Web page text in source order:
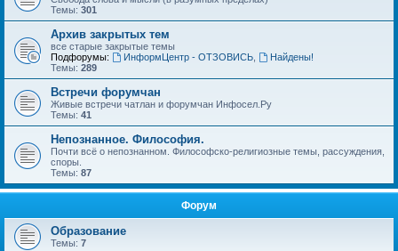
Темы: 301
Архив закрытых тем
все старые закрытые темы
Подфорумы:
ИнформЦентр - ОТЗОВИСЬ,
Найдены!
Темы: 289
Встречи форумчан
Живые встречи чатлан и форумчан Инфосел.Ру
Темы: 41
Непознанное. Философия.
Почти всё о непознанном. Философско-религиозные темы, рассуждения,
споры.
Темы: 87
Форум
Образование
Темы: 7